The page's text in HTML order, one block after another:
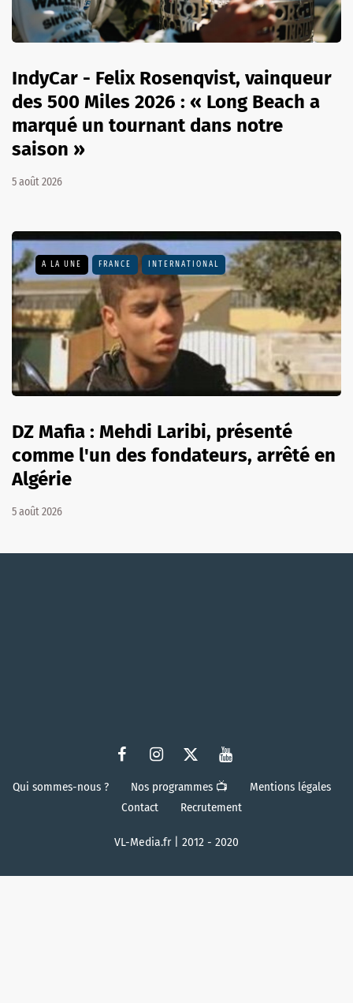
IndyCar - Felix Rosenqvist, vainqueur
des 500 Miles 2026 : « Long Beach a
marqué un tournant dans notre
saison »
5 août 2026
A LA UNE FRANCE INTERNATIONAL
DZ Mafia : Mehdi Laribi, présenté
comme l'un des fondateurs, arrêté en
Algérie
5 août 2026
Qui sommes-nous ? Nos programmes 📺
Mentions légales
Contact
Recrutement
VL-Media.fr | 2012 - 2020